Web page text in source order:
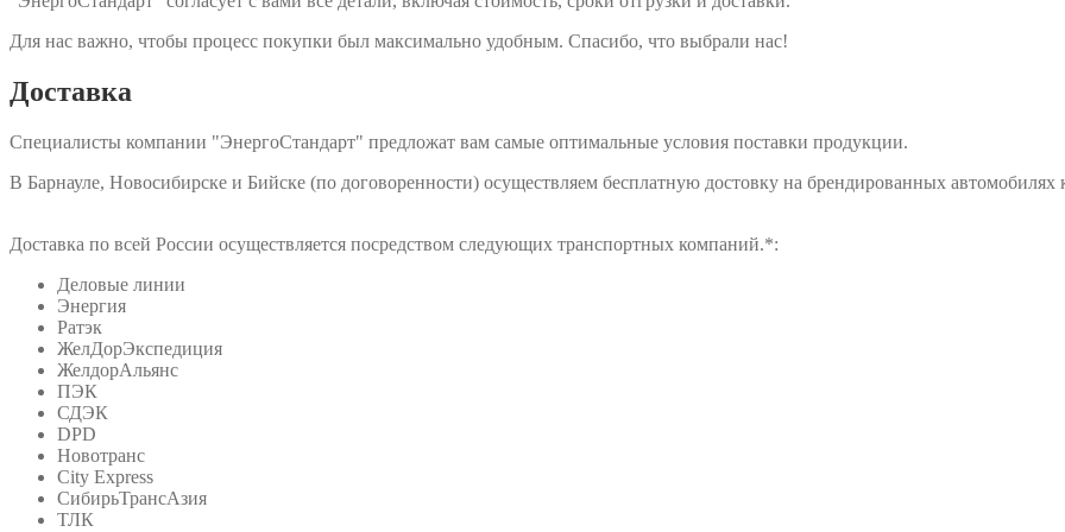
Для нас важно, чтобы процесс покупки был максимально удобным. Спасибо, что выбрали нас!
Доставка
Специалисты компании "ЭнергоСтандарт" предложат вам самые оптимальные условия поставки продукции.
В Барнауле, Новосибирске и Бийске (по договоренности) осуществляем бесплатную достовку на брендированных автомобилях
Доставка по всей России осуществляется посредством следующих транспортных компаний.*:
Деловые линии
Энергия
Ратэк
ЖелДорЭкспедиция
ЖелдорАльянс
ПЭК
СДЭК
DPD
Новотранс
City Express
СибирьТрансАзия
ТЛК